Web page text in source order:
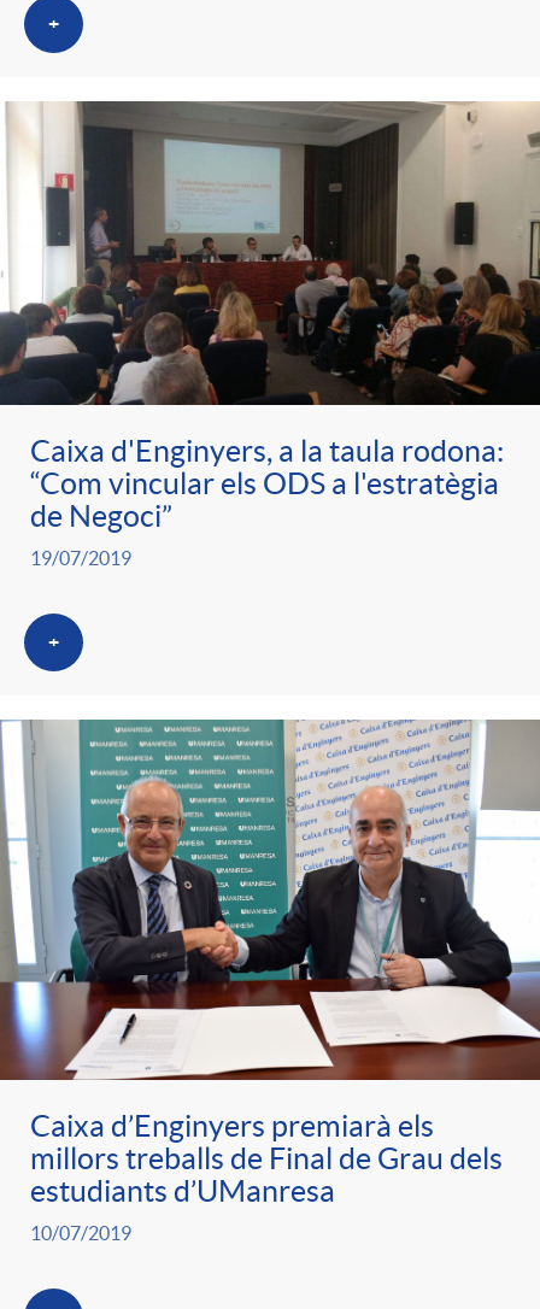
a
s
+
Caixa d'Enginyers, a la taula rodona:
“Com vincular els ODS a l'estratègia
de Negoci”
19/07/2019
+
Caixa d’Enginyers premiarà els
millors treballs de Final de Grau dels
estudiants d’UManresa
10/07/2019